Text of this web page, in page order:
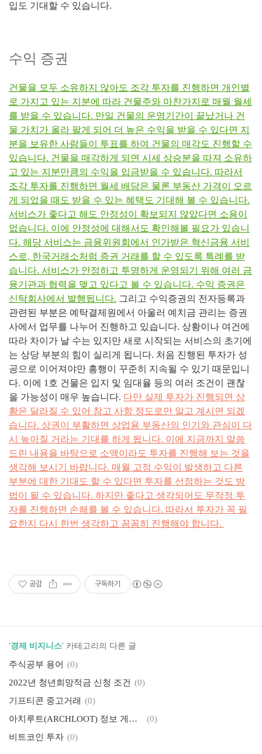
입도 기대할 수 있습니다.
수익 증권
​건물을 모두 소유하지 않아도 조각 투자를 진행하면 개인별
로 가지고 있는 지분에 따라 건물주와 마찬가지로 매월 월세
를 받을 수 있습니다. 만일 건물의 운영기간이 끝났거나 건
물 가치가 올라 팔게 되어 더 높은 수익을 받을 수 있다면 지
분을 보유한 사람들이 투표를 하여 건물의 매각도 진행할 수
있습니다. 건물을 매각하게 되면 시세 상승분을 따져 소유하
고 있는 지분만큼의 수익을 입금받을 수 있습니다. 따라서
조각 투자를 진행하면 월세 배당은 물론 부동산 가격이 오르
게 되었을 때도 받을 수 있는 혜택도 기대해 볼 수 있습니다.
서비스가 좋다고 해도 안정성이 확보되지 않았다면 소용이
없습니다. 이에 안정성에 대해서도 확인해볼 필요가 있습니
다. 해당 서비스는 금융위원회에서 인가받은 혁신금융 서비
스로, 한국거래소처럼 증권 거래를 할 수 있도록 특례를 받
습니다. 서비스가 안정하고 투명하게 운영되기 위해 여러 금
융기관과 협력을 맺고 있다고 볼 수 있습니다. 수익 증권은
신탁회사에서 발행됩니다. 그리고 수익증권의 전자등록과
관련된 부분은 예탁결제원에서 아울러 예치금 관리는 증권
사에서 업무를 나누어 진행하고 있습니다. 상황이나 여건에
따라 차이가 날 수는 있지만 새로 시작되는 서비스의 초기에
는 상당 부분의 힘이 실리게 됩니다. 처음 진행된 투자가 성
공으로 이어져야만 흥행이 꾸준히 지속될 수 있기 때문입니
다. 이에 1호 건물은 입지 및 임대율 등의 여러 조건이 괜찮
을 가능성이 매우 높습니다. 다만 실제 투자가 진행되면 상
황은 달라질 수 있어 참고 사항 정도로만 알고 계시면 되겠
습니다. ​상권이 부활하면 상업용 부동산의 인기와 관심이 다
시 높아질 거라는 기대를 하게 됩니다. 이에 지금까지 말씀
드린 내용을 바탕으로 소액이라도 투자를 진행해 보는 것을
생각해 보시기 바랍니다. 매월 고정 수익이 발생하고 다른
부분에 대한 기대도 할 수 있다면 투자를 선점하는 것도 방
법이 될 수 있습니다. 하지만 좋다고 생각되어도 무작정 투
자를 진행하면 손해를 볼 수 있습니다. 따라서 투자가 꼭 필
요한지 다시 한번 생각하고 꼼꼼히 진행해야 합니다.
공감 구독하기
'경제 비지니스' 카테고리의 다른 글
주식공부 용어 (0)
2022년 청년희망적금 신청 조건 (0)
기프티콘 중고거래 (0)
아치루트(ARCHLOOT) 정보 게임파이 GameFi
(0)
비트코인 투자 (0)